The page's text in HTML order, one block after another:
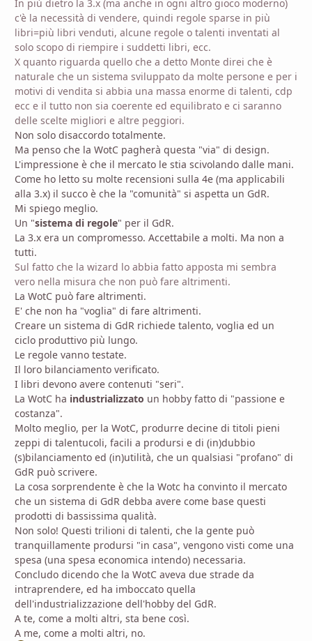
In più dietro la 3.x (ma anche in ogni altro gioco moderno)
c'è la necessità di vendere, quindi regole sparse in più
libri=più libri venduti, alcune regole o talenti inventati al
solo scopo di riempire i suddetti libri, ecc.
X quanto riguarda quello che a detto Monte direi che è
naturale che un sistema sviluppato da molte persone e per i
motivi di vendita si abbia una massa enorme di talenti, cdp
ecc e il tutto non sia coerente ed equilibrato e ci saranno
delle scelte migliori e altre peggiori.
Non solo disaccordo totalmente.
Ma penso che la WotC pagherà questa "via" di design.
L'impressione è che il mercato le stia scivolando dalle mani.
Come ho letto su molte recensioni sulla 4e (ma applicabili
alla 3.x) il succo è che la "comunità" si aspetta un GdR.
Mi spiego meglio.
Un "sistema di regole" per il GdR.
La 3.x era un compromesso. Accettabile a molti. Ma non a
tutti.
Sul fatto che la wizard lo abbia fatto apposta mi sembra
vero nella misura che non può fare altrimenti.
La WotC può fare altrimenti.
E' che non ha "voglia" di fare altrimenti.
Creare un sistema di GdR richiede talento, voglia ed un
ciclo produttivo più lungo.
Le regole vanno testate.
Il loro bilanciamento verificato.
I libri devono avere contenuti "seri".
La WotC ha industrializzato un hobby fatto di "passione e
costanza".
Molto meglio, per la WotC, produrre decine di titoli pieni
zeppi di talentucoli, facili a prodursi e di (in)dubbio
(s)bilanciamento ed (in)utilità, che un qualsiasi "profano" di
GdR può scrivere.
La cosa sorprendente è che la Wotc ha convinto il mercato
che un sistema di GdR debba avere come base questi
prodotti di bassissima qualità.
Non solo! Questi trilioni di talenti, che la gente può
tranquillamente prodursi "in casa", vengono visti come una
spesa (una spesa economica intendo) necessaria.
Concludo dicendo che la WotC aveva due strade da
intraprendere, ed ha imboccato quella
dell'industrializzazione dell'hobby del GdR.
A te, come a molti altri, sta bene così.
A me, come a molti altri, no.